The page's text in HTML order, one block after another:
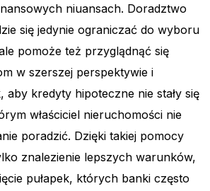
niuansach. Doradztwo
się jedynie ograniczać do wyboru
pomoże też przyglądnąć się
w szerszej perspektywie i
aby kredyty hipoteczne nie stały się
właściciel nieruchomości nie
poradzić. Dzięki takiej pomocy
znalezienie lepszych warunków,
pułapek, których banki często